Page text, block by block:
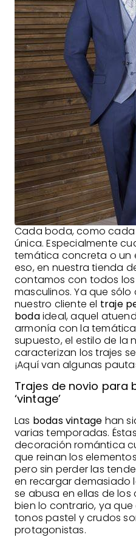
Cada boda, como cada
única. Especialmente
temática concreta o un
eso, en nuestra tienda
contamos con todos
masculinos. Ya que
nuestro cliente el traje
bodaideal, aquel
armonía con la
supuesto, el estilo de la
caracterizan los trajes
¡Aquí van algunas
Trajes de novio para
‘vintage’
Las bodas vintage han
varias temporadas.
decoración romántica
que reinan los
pero sin perder las
en recargar demasiado
se abusa en ellas de los
bien lo contrario, ya
tonos pastel y crudos
protagonistas.